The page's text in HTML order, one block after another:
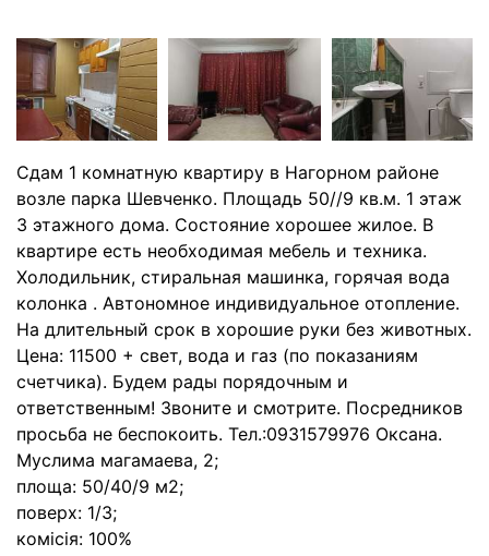
Сдам 1 комнатную квартиру в Нагорном районе
возле парка Шевченко. Площадь 50//9 кв.м. 1 этаж
3 этажного дома. Состояние хорошее жилое. В
квартире есть необходимая мебель и техника.
Холодильник, стиральная машинка, горячая вода
колонка . Автономное индивидуальное отопление.
На длительный срок в хорошие руки без животных.
Цена: 11500 + свет, вода и газ (по показаниям
счетчика). Будем рады порядочным и
ответственным! Звоните и смотрите. Посредников
просьба не беспокоить. Тел.:0931579976 Оксана.
Муслима магамаева, 2;
площа: 50/40/9 м2;
поверх: 1/3;
комісія: 100%